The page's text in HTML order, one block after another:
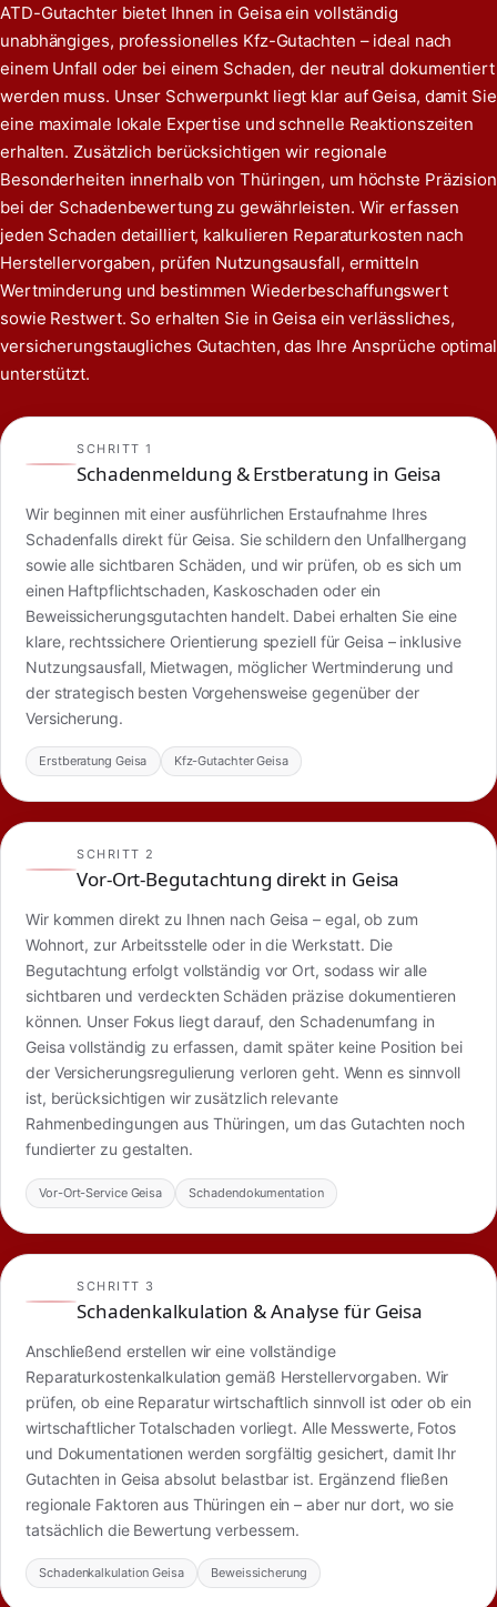
ATD-Gutachter bietet Ihnen in Geisa ein vollständig
unabhängiges, professionelles Kfz-Gutachten – ideal nach
einem Unfall oder bei einem Schaden, der neutral dokumentiert
werden muss. Unser Schwerpunkt liegt klar auf Geisa, damit Sie
eine maximale lokale Expertise und schnelle Reaktionszeiten
erhalten. Zusätzlich berücksichtigen wir regionale
Besonderheiten innerhalb von Thüringen, um höchste Präzision
bei der Schadenbewertung zu gewährleisten. Wir erfassen
jeden Schaden detailliert, kalkulieren Reparaturkosten nach
Herstellervorgaben, prüfen Nutzungsausfall, ermitteln
Wertminderung und bestimmen Wiederbeschaffungswert
sowie Restwert. So erhalten Sie in Geisa ein verlässliches,
versicherungstaugliches Gutachten, das Ihre Ansprüche optimal
unterstützt.
SCHRITT 1
Schadenmeldung & Erstberatung in Geisa
Wir beginnen mit einer ausführlichen Erstaufnahme Ihres
Schadenfalls direkt für Geisa. Sie schildern den Unfallhergang
sowie alle sichtbaren Schäden, und wir prüfen, ob es sich um
einen Haftpflichtschaden, Kaskoschaden oder ein
Beweissicherungsgutachten handelt. Dabei erhalten Sie eine
klare, rechtssichere Orientierung speziell für Geisa – inklusive
Nutzungsausfall, Mietwagen, möglicher Wertminderung und
der strategisch besten Vorgehensweise gegenüber der
Versicherung.
Erstberatung Geisa Kfz-Gutachter Geisa
SCHRITT 2
Vor-Ort-Begutachtung direkt in Geisa
Wir kommen direkt zu Ihnen nach Geisa – egal, ob zum
Wohnort, zur Arbeitsstelle oder in die Werkstatt. Die
Begutachtung erfolgt vollständig vor Ort, sodass wir alle
sichtbaren und verdeckten Schäden präzise dokumentieren
können. Unser Fokus liegt darauf, den Schadenumfang in
Geisa vollständig zu erfassen, damit später keine Position bei
der Versicherungsregulierung verloren geht. Wenn es sinnvoll
ist, berücksichtigen wir zusätzlich relevante
Rahmenbedingungen aus Thüringen, um das Gutachten noch
fundierter zu gestalten.
Vor-Ort-Service Geisa Schadendokumentation
SCHRITT 3
Schadenkalkulation & Analyse für Geisa
Anschließend erstellen wir eine vollständige
Reparaturkostenkalkulation gemäß Herstellervorgaben. Wir
prüfen, ob eine Reparatur wirtschaftlich sinnvoll ist oder ob ein
wirtschaftlicher Totalschaden vorliegt. Alle Messwerte, Fotos
und Dokumentationen werden sorgfältig gesichert, damit Ihr
Gutachten in Geisa absolut belastbar ist. Ergänzend fließen
regionale Faktoren aus Thüringen ein – aber nur dort, wo sie
tatsächlich die Bewertung verbessern.
Schadenkalkulation Geisa Beweissicherung